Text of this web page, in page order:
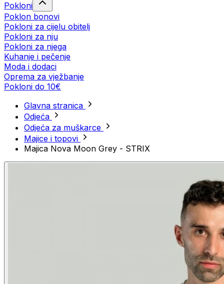
Pokloni
Poklon bonovi
Pokloni za cijelu obitelj
Pokloni za nju
Pokloni za njega
Kuhanje i pečenje
Moda i dodaci
Oprema za vježbanje
Pokloni do 10€
Glavna stranica
Odjeća
Odjeća za muškarce
Majice i topovi
Majica Nova Moon Grey - STRIX